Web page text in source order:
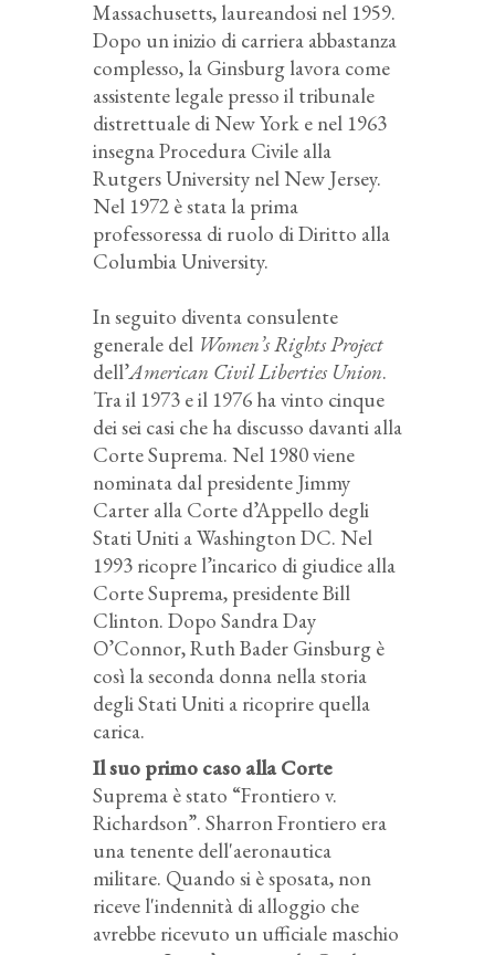
Massachusetts, laureandosi nel 1959.
Dopo un inizio di carriera abbastanza
complesso, la Ginsburg lavora come
assistente legale presso il tribunale
distrettuale di New York e nel 1963
insegna Procedura Civile alla
Rutgers University nel New Jersey.
Nel 1972 è stata la prima
professoressa di ruolo di Diritto alla
Columbia University.
In seguito diventa consulente
generale del Women’s Rights Project
dell’American Civil Liberties Union.
Tra il 1973 e il 1976 ha vinto cinque
dei sei casi che ha discusso davanti alla
Corte Suprema. Nel 1980 viene
nominata dal presidente Jimmy
Carter alla Corte d’Appello degli
Stati Uniti a Washington DC. Nel
1993 ricopre l’incarico di giudice alla
Corte Suprema, presidente Bill
Clinton. Dopo Sandra Day
O’Connor, Ruth Bader Ginsburg è
così la seconda donna nella storia
degli Stati Uniti a ricoprire quella
carica.
Il suo primo caso alla Corte
Suprema è stato “Frontiero v.
Richardson”. Sharron Frontiero era
una tenente dell'aeronautica
militare. Quando si è sposata, non
riceve l'indennità di alloggio che
avrebbe ricevuto un ufficiale maschio